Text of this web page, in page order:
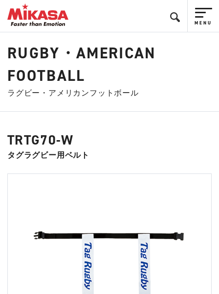
RUGBY・AMERICAN
FOOTBALL
ラグビー・アメリカンフットボール
TRTG70-W
タグラグビー用ベルト